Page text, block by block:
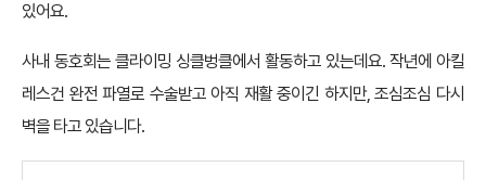
있어요.
사내 동호회는 클라이밍 싱클벙클에서 활동하고 있는데요. 작년에 아킬
레스건 완전 파열로 수술받고 아직 재활 중이긴 하지만, 조심조심 다시
벽을 타고 있습니다.